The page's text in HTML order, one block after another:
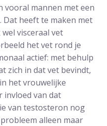
vooral mannen met een
Dat heeft te maken met
visceraal vet
het vet rond je
actief: met behulp
zich in dat vet bevindt,
het vrouwelijke
invloed van dat
van testosteron nog
alleen maar